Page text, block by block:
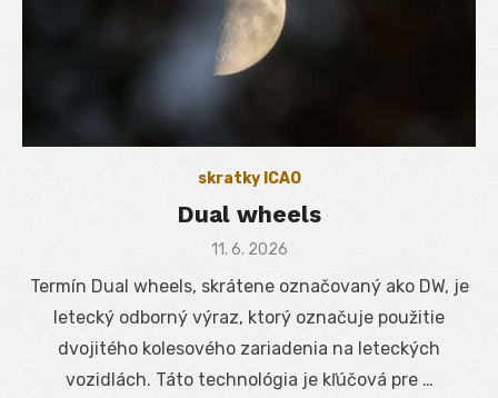
skratky ICAO
Dual wheels
Posted
11. 6. 2026
Termín Dual wheels, skrátene označovaný ako DW, je
letecký odborný výraz, ktorý označuje použitie
dvojitého kolesového zariadenia na leteckých
vozidlách. Táto technológia je kľúčová pre …